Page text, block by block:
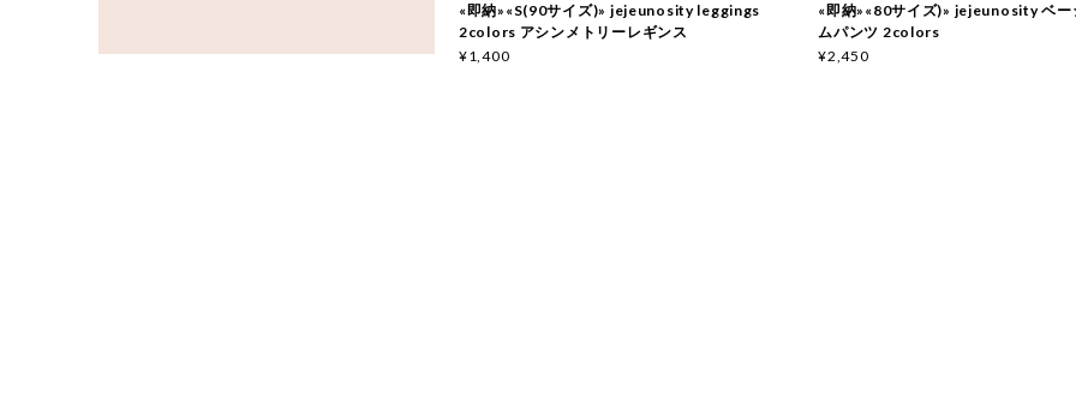
«即納»«S(90サイズ)» jejeunosity leggings
2colors アシンメトリーレギンス
¥1,400
«即納»«80サイズ)» jejeunosity ベー
ムパンツ 2colors
¥2,450